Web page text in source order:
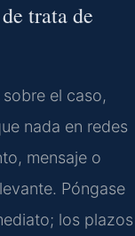
trata de
el caso,
nada en redes
mensaje o
Póngase
los plazos